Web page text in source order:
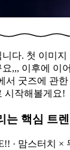
다. 첫 이미지
,,, 이후에 이
서 굿즈에 관
시작해볼게요!
는 핵심 트
· 맘스터치 ×